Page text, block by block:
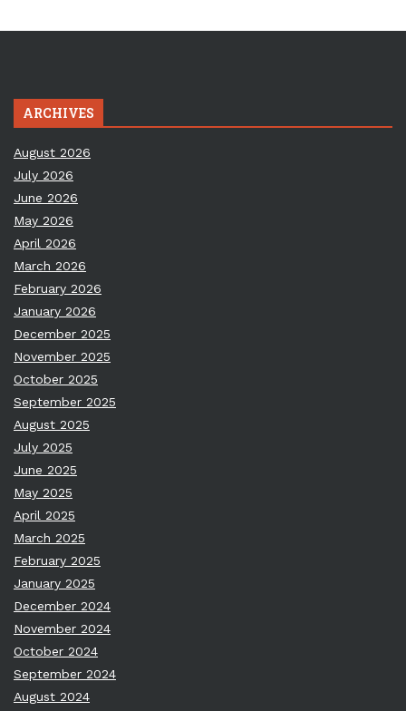
ARCHIVES
August 2026
July 2026
June 2026
May 2026
April 2026
March 2026
February 2026
January 2026
December 2025
November 2025
October 2025
September 2025
August 2025
July 2025
June 2025
May 2025
April 2025
March 2025
February 2025
January 2025
December 2024
November 2024
October 2024
September 2024
August 2024